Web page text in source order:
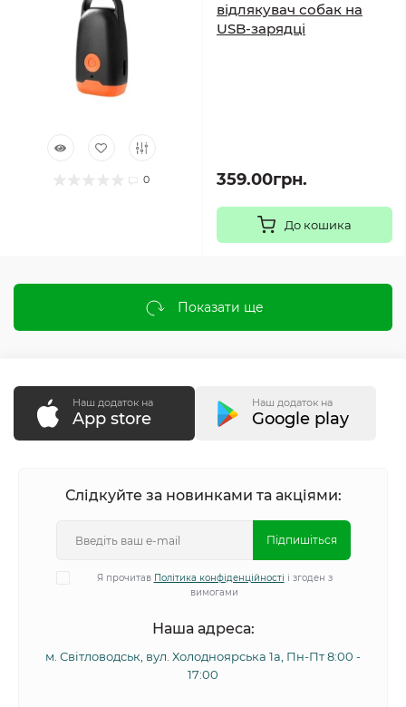
0
відлякувач собак на
USB-зарядці
359.00грн.
До кошика
Показати ще
Наш додаток на
App store
Наш додаток на
Google play
Слідкуйте за новинками та акціями:
Підпишіться
Я прочитав Політика конфіденційності і згоден з
вимогами
Наша адреса:
м. Світловодськ, вул. Холодноярська 1а, Пн-Пт 8:00 -
17:00